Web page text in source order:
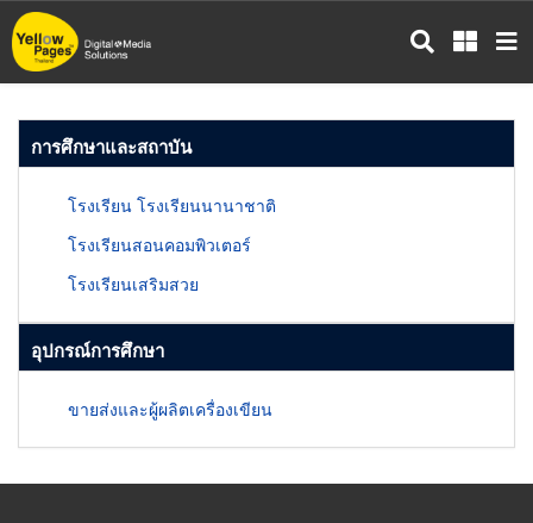
ข้าม
ไป
การศึกษาและสถาบัน
โรงเรียน โรงเรียนนานาชาติ
โรงเรียนสอนคอมพิวเตอร์
โรงเรียนเสริมสวย
อุปกรณ์การศึกษา
ขายส่งและผู้ผลิตเครื่องเขียน